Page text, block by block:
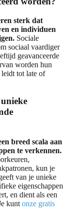
sterk dat
en individuen
Sociale
sociaal vaardiger
geavanceerde
worden hun
tot late of
breed scala aan
te verkennen.
kun je
van je unieke
eigenschappen
en dient als een
kunt onze gratis